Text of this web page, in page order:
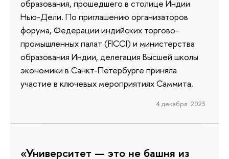
образования, прошедшего в столице Индии
Нью-Дели. По приглашению организаторов
форума, Федерации индийских торгово-
промышленных палат (FICCI) и министерства
образования Индии, делегация Высшей школы
экономики в Санкт-Петербурге приняла
участие в ключевых мероприятиях Саммита.
4 декабря 2023
«Университет — это не башня из